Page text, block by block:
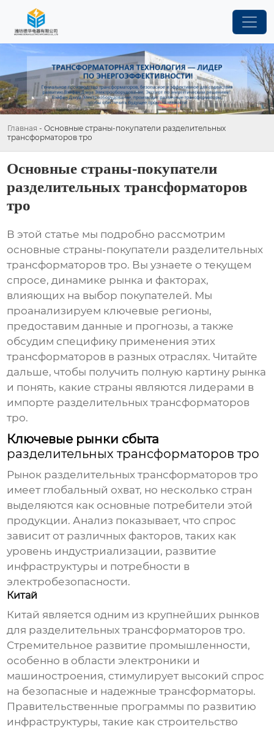
Главная - Основные страны-покупатели разделительных
трансформаторов тро
Основные страны-покупатели
разделительных трансформаторов
тро
В этой статье мы подробно рассмотрим
основные страны-покупатели разделительных
трансформаторов тро. Вы узнаете о текущем
спросе, динамике рынка и факторах,
влияющих на выбор покупателей. Мы
проанализируем ключевые регионы,
предоставим данные и прогнозы, а также
обсудим специфику применения этих
трансформаторов в разных отраслях. Читайте
дальше, чтобы получить полную картину рынка
и понять, какие страны являются лидерами в
импорте разделительных трансформаторов
тро.
Ключевые рынки сбыта
разделительных трансформаторов тро
Рынок разделительных трансформаторов тро
имеет глобальный охват, но несколько стран
выделяются как основные потребители этой
продукции. Анализ показывает, что спрос
зависит от различных факторов, таких как
уровень индустриализации, развитие
инфраструктуры и потребности в
электробезопасности.
Китай
Китай является одним из крупнейших рынков
для разделительных трансформаторов тро.
Стремительное развитие промышленности,
особенно в области электроники и
машиностроения, стимулирует высокий спрос
на безопасные и надежные трансформаторы.
Правительственные программы по развитию
инфраструктуры, такие как строительство